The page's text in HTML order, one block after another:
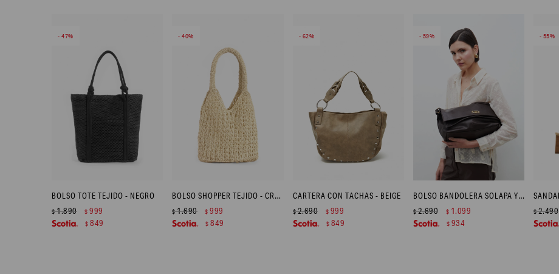
47
BOLSO TOTE TEJIDO - NEGRO
$1.890 $ 999
$ 849
40
BOLSO SHOPPER TEJIDO - CRUDO
$1.690 $ 999
$ 849
62
CARTERA CON TACHAS - BEIGE
$2.690 $ 999
$ 849
59
BOLSO BANDOLERA SOLAPA Y CIERRE METÁLICO - CHOCOLATE
$2.690 $ 1.099
$ 934
55
$2.490